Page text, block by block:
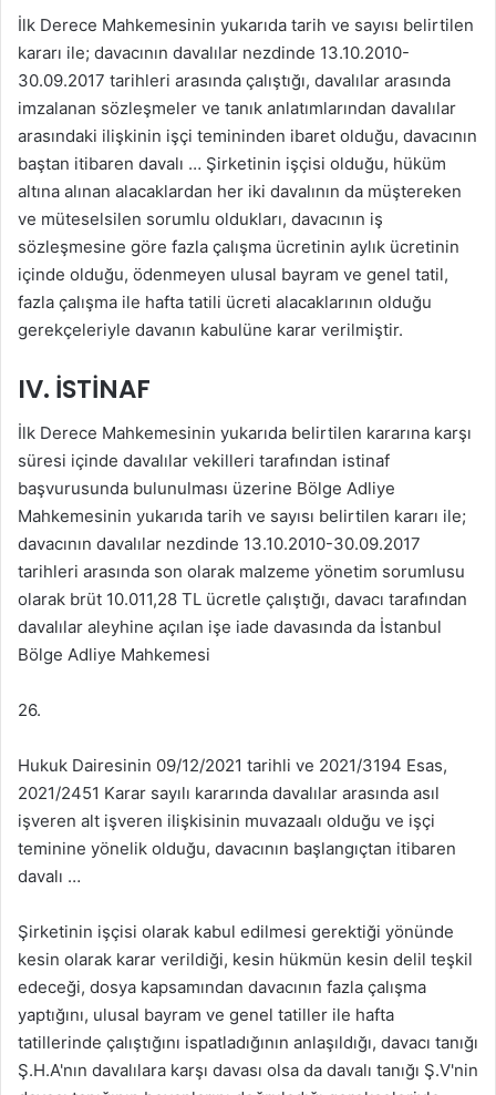
İlk Derece Mahkemesinin yukarıda tarih ve sayısı belirtilen
kararı ile; davacının davalılar nezdinde 13.10.2010-
30.09.2017 tarihleri arasında çalıştığı, davalılar arasında
imzalanan sözleşmeler ve tanık anlatımlarından davalılar
arasındaki ilişkinin işçi temininden ibaret olduğu, davacının
baştan itibaren davalı … Şirketinin işçisi olduğu, hüküm
altına alınan alacaklardan her iki davalının da müştereken
ve müteselsilen sorumlu oldukları, davacının iş
sözleşmesine göre fazla çalışma ücretinin aylık ücretinin
içinde olduğu, ödenmeyen ulusal bayram ve genel tatil,
fazla çalışma ile hafta tatili ücreti alacaklarının olduğu
gerekçeleriyle davanın kabulüne karar verilmiştir.
IV. İSTİNAF
İlk Derece Mahkemesinin yukarıda belirtilen kararına karşı
süresi içinde davalılar vekilleri tarafından istinaf
başvurusunda bulunulması üzerine Bölge Adliye
Mahkemesinin yukarıda tarih ve sayısı belirtilen kararı ile;
davacının davalılar nezdinde 13.10.2010-30.09.2017
tarihleri arasında son olarak malzeme yönetim sorumlusu
olarak brüt 10.011,28 TL ücretle çalıştığı, davacı tarafından
davalılar aleyhine açılan işe iade davasında da İstanbul
Bölge Adliye Mahkemesi
26.
Hukuk Dairesinin 09/12/2021 tarihli ve 2021/3194 Esas,
2021/2451 Karar sayılı kararında davalılar arasında asıl
işveren alt işveren ilişkisinin muvazaalı olduğu ve işçi
teminine yönelik olduğu, davacının başlangıçtan itibaren
davalı …
Şirketinin işçisi olarak kabul edilmesi gerektiği yönünde
kesin olarak karar verildiği, kesin hükmün kesin delil teşkil
edeceği, dosya kapsamından davacının fazla çalışma
yaptığını, ulusal bayram ve genel tatiller ile hafta
tatillerinde çalıştığını ispatladığının anlaşıldığı, davacı tanığı
Ş.H.A'nın davalılara karşı davası olsa da davalı tanığı Ş.V'nin